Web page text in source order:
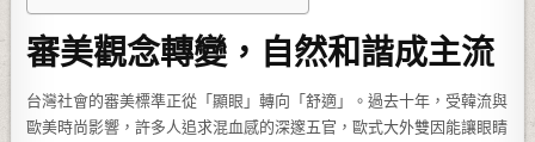
審美觀念轉變，自然和諧成主流
台灣社會的審美標準正從「顯眼」轉向「舒適」。過去十年，受韓流與
歐美時尚影響，許多人追求混血感的深邃五官，歐式大外雙因能讓眼睛